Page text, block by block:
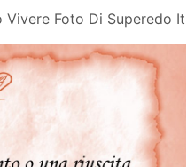
Vivere Foto Di Superedo It